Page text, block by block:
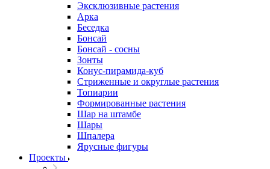
Эксклюзивные растения
Арка
Беседка
Бонсай
Бонсай - сосны
Зонты
Конус-пирамида-куб
Стриженные и округлые растения
Топиарии
Формированные растения
Шар на штамбе
Шары
Шпалера
Ярусные фигуры
Проекты